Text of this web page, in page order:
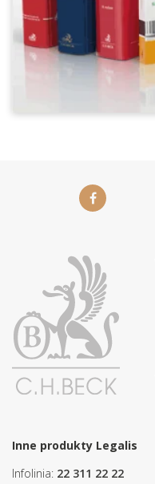
Inne produkty Legalis
Infolinia: 22 311 22 22